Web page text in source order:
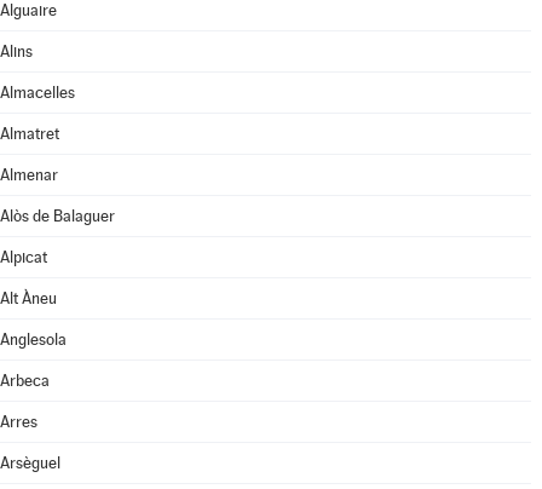
Alguaire
Alins
Almacelles
Almatret
Almenar
Alòs de Balaguer
Alpicat
Alt Àneu
Anglesola
Arbeca
Arres
Arsèguel